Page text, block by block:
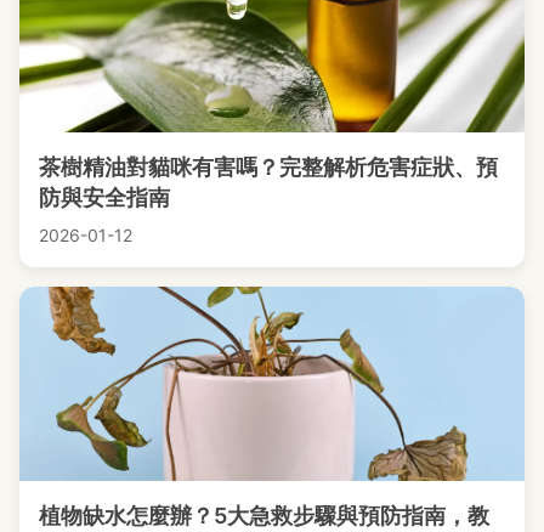
茶樹精油對貓咪有害嗎？完整解析危害症狀、預
防與安全指南
2026-01-12
植物缺水怎麼辦？5大急救步驟與預防指南，教